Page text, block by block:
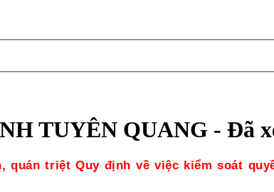
TUYÊN QUANG - Đã
triệt Quy định về việc kiểm soát